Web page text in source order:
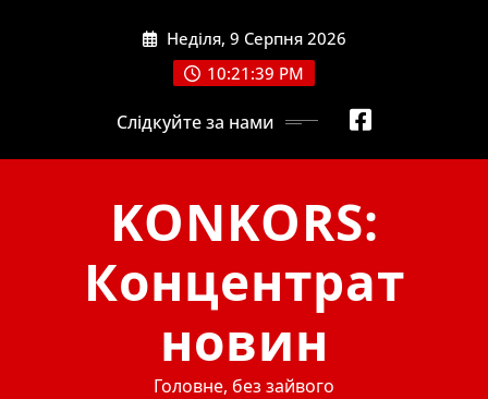
Неділя, 9 Серпня 2026
10:21:41 PM
Слідкуйте за нами
KONKORS:
Концентрат
новин
Головне, без зайвого